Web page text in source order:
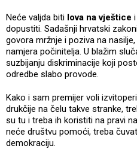
Neće valjda biti lova na vještice
dopustiti. Sadašnji hrvatski
govora mržnje i poziva na
namjera počinitelja. U blažim
suzbijanju diskriminacije koji
odredbe slabo provode.
Kako i sam premijer voli
drukčije na čelu takve stranke,
su tu i treba ih koristiti na pravi
neće društvu pomoći, treba
demokraciju.